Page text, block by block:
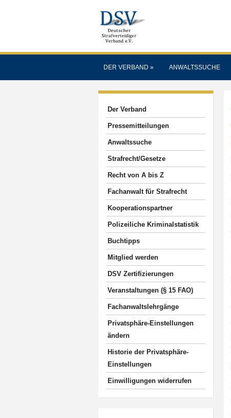
DER VERBAND » ANWALTSSUCHE
Der Verband
Pressemitteilungen
Anwaltssuche
Strafrecht/Gesetze
Recht von A bis Z
Fachanwalt für Strafrecht
Kooperationspartner
Polizeiliche Kriminalstatistik
Buchtipps
Mitglied werden
DSV Zertifizierungen
Veranstaltungen (§ 15 FAO)
Fachanwaltslehrgänge
Privatsphäre-Einstellungen
ändern
Historie der Privatsphäre-
Einstellungen
Einwilligungen widerrufen